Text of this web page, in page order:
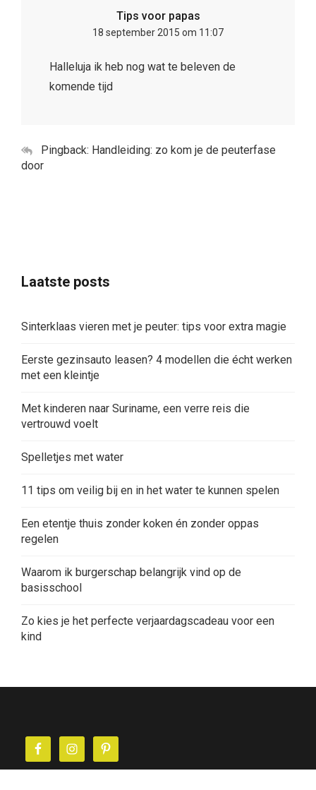
Tips voor papas
18 september 2015 om 11:07
Halleluja ik heb nog wat te beleven de
komende tijd
Pingback: Handleiding: zo kom je de peuterfase
door
Laatste posts
Sinterklaas vieren met je peuter: tips voor extra magie
Eerste gezinsauto leasen? 4 modellen die écht werken
met een kleintje
Met kinderen naar Suriname, een verre reis die
vertrouwd voelt
Spelletjes met water
11 tips om veilig bij en in het water te kunnen spelen
Een etentje thuis zonder koken én zonder oppas
regelen
Waarom ik burgerschap belangrijk vind op de
basisschool
Zo kies je het perfecte verjaardagscadeau voor een
kind